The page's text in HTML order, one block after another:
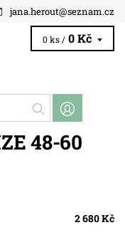
jana.herout@seznam.cz
0 ks / 0 Kč
48-60
2 680 Kč